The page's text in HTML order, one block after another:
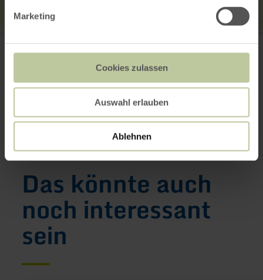
Marketing
Cookies zulassen
Auswahl erlauben
Ablehnen
Am Handwerkerzentrum 16
52156 Monschau-Imgenbroich
+49 2472 982982
Webseite
in Karte anzeigen
Das könnte auch
noch interessant
sein